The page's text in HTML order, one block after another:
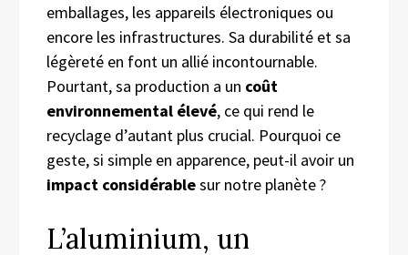
emballages, les appareils électroniques ou
encore les infrastructures. Sa durabilité et sa
légèreté en font un allié incontournable.
Pourtant, sa production a un coût
environnemental élevé, ce qui rend le
recyclage d’autant plus crucial. Pourquoi ce
geste, si simple en apparence, peut-il avoir un
impact considérablesur notre planète ?
L’aluminium, un